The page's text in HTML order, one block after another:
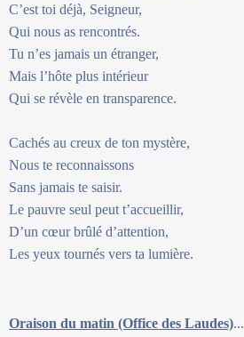
C’est toi déjà, Seigneur,
Qui nous as rencontrés.
Tu n’es jamais un étranger,
Mais l’hôte plus intérieur
Qui se révèle en transparence.
Cachés au creux de ton mystère,
Nous te reconnaissons
Sans jamais te saisir.
Le pauvre seul peut t’accueillir,
D’un cœur brûlé d’attention,
Les yeux tournés vers ta lumière.
Oraison du matin (Office des Laudes)...